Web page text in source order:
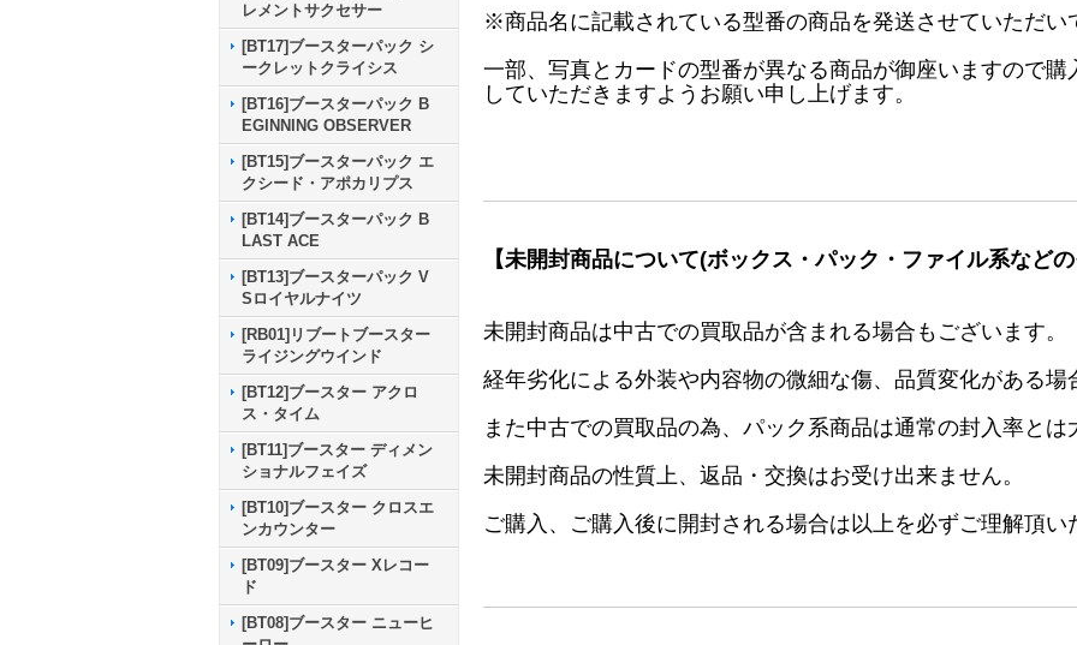
レメントサクセサー
[BT17]ブースターパック シ
ークレットクライシス
[BT16]ブースターパック B
EGINNING OBSERVER
[BT15]ブースターパック エ
クシード・アポカリプス
[BT14]ブースターパック B
LAST ACE
[BT13]ブースターパック V
Sロイヤルナイツ
[RB01]リブートブースター
ライジングウインド
[BT12]ブースター アクロ
ス・タイム
[BT11]ブースター ディメン
ショナルフェイズ
[BT10]ブースター クロスエ
ンカウンター
[BT09]ブースター Xレコー
ド
[BT08]ブースター ニューヒ
※商品名に記載されている型番の商品を発送させていただい
一部、写真とカードの型番が異なる商品が御座いますので
していただきますようお願い申し上げます。
【未開封商品について(ボックス・パック・ファイル系など
未開封商品は中古での買取品が含まれる場合もございます。
経年劣化による外装や内容物の微細な傷、品質変化がある場
また中古での買取品の為、パック系商品は通常の封入率と
未開封商品の性質上、返品・交換はお受け出来ません。
ご購入、ご購入後に開封される場合は以上を必ずご理解頂